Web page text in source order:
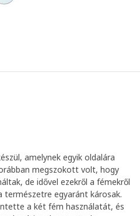
amelynek egyik oldalára
megszokott volt, hogy
de idővel ezekről a fémekről
természetre egyaránt károsak.
a két fém használatát, és